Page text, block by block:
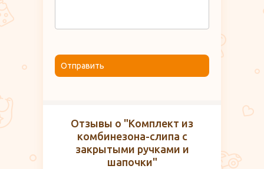
Отправить
Отзывы о "Комплект из
комбинезона-слипа с
закрытыми ручками и
шапочки"